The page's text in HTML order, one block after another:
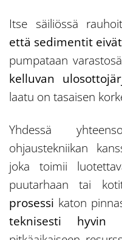
Itse säiliössä
että sedimentit
pumpataan
kelluvan
laatu on tasaisen
Yhdessä
ohjaustekniikan
joka toimii
puutarhaan tai
prosessi katon
teknisesti hyvin